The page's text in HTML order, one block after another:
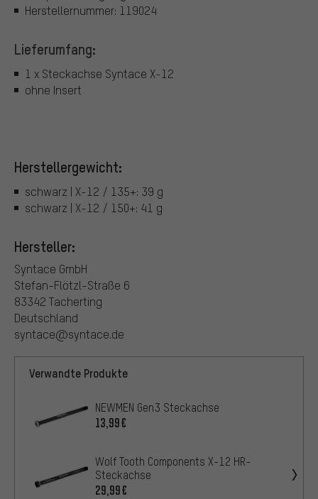
Herstellernummer: 119024
Lieferumfang:
1 x Steckachse Syntace X-12
ohne Insert
Herstellergewicht:
schwarz | X-12 / 135+: 39 g
schwarz | X-12 / 150+: 41 g
Hersteller:
Syntace GmbH
Stefan-Flötzl-Straße 6
83342 Tacherting
Deutschland
syntace@syntace.de
Verwandte Produkte
NEWMEN Gen3 Steckachse
13,99€
Wolf Tooth Components X-12 HR-
Steckachse
29,99€